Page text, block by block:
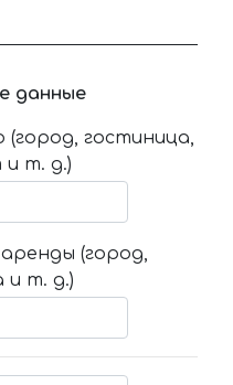
данные
гостиница,
т. д.)
(город,
и т. д.)